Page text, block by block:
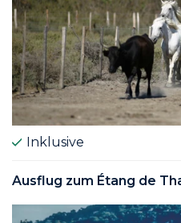
Inklusive
Ausflug zum Étang de